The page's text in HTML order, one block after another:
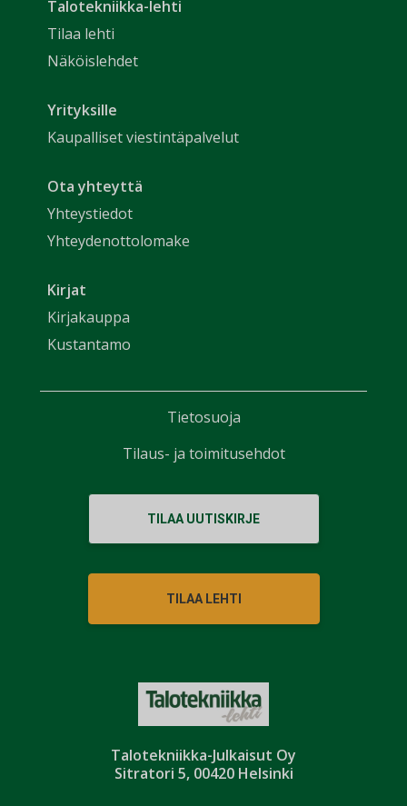
Talotekniikka-Julkaisut Oy
Sitratori 5, 00420 Helsinki
Talotekniikka-lehti
Tilaa lehti
Näköislehdet
Yrityksille
Kaupalliset viestintäpalvelut
Ota yhteyttä
Yhteystiedot
Yhteydenottolomake
Kirjat
Kirjakauppa
Kustantamo
TILAA UUTISKIRJE
TILAA LEHTI
Tietosuoja
Tilaus- ja toimitusehdot